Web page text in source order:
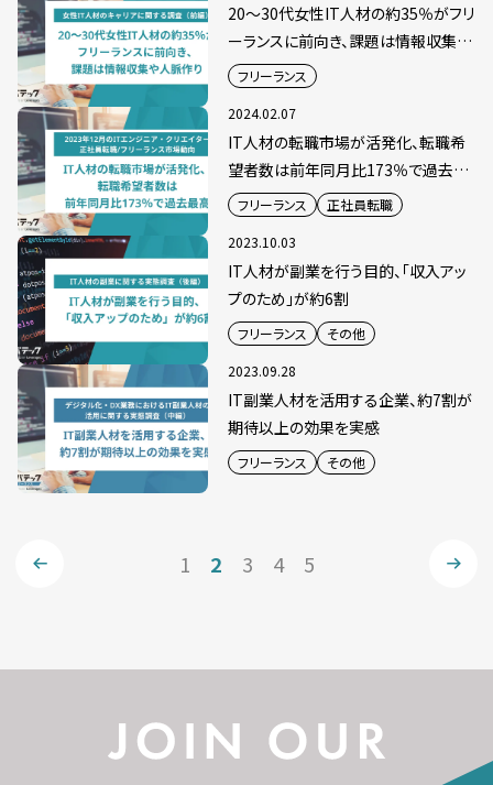
20～30代女性IT人材の約35％がフリ
ーランスに前向き、課題は情報収集や
人脈作り
フリーランス
2024.02.07
IT人材の転職市場が活発化、転職希
望者数は前年同月比173％で過去最
高フリーランス
正社員転職
2023.10.03
IT人材が副業を行う目的、「収入アッ
プのため」が約6割
フリーランス
その他
2023.09.28
IT副業人材を活用する企業、約7割が
期待以上の効果を実感
フリーランス その他
1 2 3 4 5